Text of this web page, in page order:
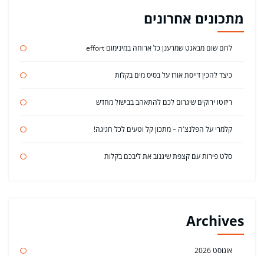
מתכונים אחרונים
לחם שום מבאגט שמרענן כל ארוחה במינימום effort
כיצד להכין דייסת אורז על בסיס מים בקלות
ריזוטו ירוקים שיגרום לכם להתאהב בבישול מחדש
קלמרי על הפלנצ'ה – מתכון קל וטעים לכל חגיגה!
סלט פירות עם קצפת שיגנוב את ליבכם בקלות
Archives
אוגוסט 2026